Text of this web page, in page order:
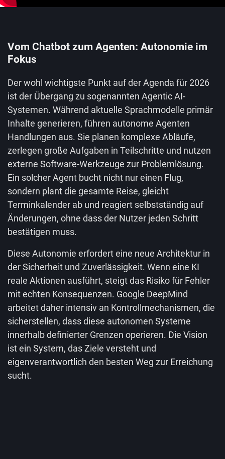
Vom Chatbot zum Agenten: Autonomie im
Fokus
Der wohl wichtigste Punkt auf der Agenda für 2026
ist der Übergang zu sogenannten Agentic AI-
Systemen. Während aktuelle Sprachmodelle primär
Inhalte generieren, führen autonome Agenten
Handlungen aus. Sie planen komplexe Abläufe,
zerlegen große Aufgaben in Teilschritte und nutzen
externe Software-Werkzeuge zur Problemlösung.
Ein solcher Agent bucht nicht nur einen Flug,
sondern plant die gesamte Reise, gleicht
Terminkalender ab und reagiert selbstständig auf
Änderungen, ohne dass der Nutzer jeden Schritt
bestätigen muss.
Diese Autonomie erfordert eine neue Architektur in
der Sicherheit und Zuverlässigkeit. Wenn eine KI
reale Aktionen ausführt, steigt das Risiko für Fehler
mit echten Konsequenzen. Google DeepMind
arbeitet daher intensiv an Kontrollmechanismen, die
sicherstellen, dass diese autonomen Systeme
innerhalb definierter Grenzen operieren. Die Vision
ist ein System, das Ziele versteht und
eigenverantwortlich den besten Weg zur Erreichung
sucht.